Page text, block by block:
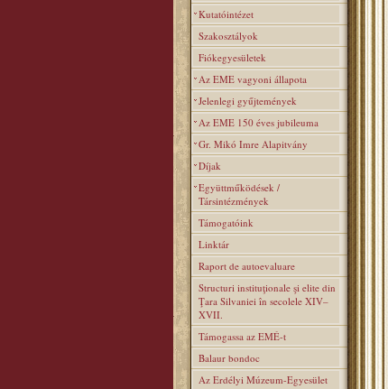
Kutatóintézet
Szakosztályok
Fiókegyesületek
Az EME vagyoni állapota
Jelenlegi gyűjtemények
Az EME 150 éves jubileuma
Gr. Mikó Imre Alapitvány
Díjak
Együttműködések /
Társintézmények
Támogatóink
Linktár
Raport de autoevaluare
Structuri instituţionale şi elite din
Ţara Silvaniei în secolele XIV–
XVII.
Támogassa az EMÉ-t
Balaur bondoc
Az Erdélyi Múzeum-Egyesület